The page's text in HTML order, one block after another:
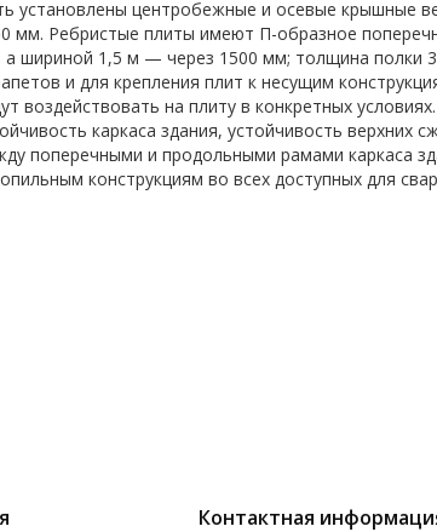
установлены центробежные и осевые крышные
мм. Ребристые плиты имеют П-образное
шириной 1,5 м — через 1500 мм; толщина полки
и для крепления плит к несущим
воздействовать на плиту в конкретных
каркаса здания, устойчивость верхних
поперечными и продольными рамами каркаса
конструкциям во всех доступных для
Контактная